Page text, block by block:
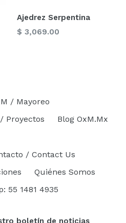
Ajedrez Serpentina
Precio
$ 3,069.00
/ Mayoreo
Proyectos
Blog OxM.Mx
/ Contact Us
Quiénes Somos
55 1481 4935
boletín de noticias